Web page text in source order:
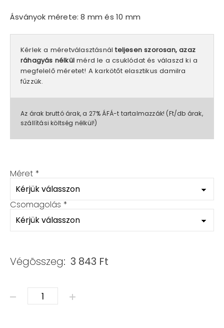
Ásványok mérete: 8 mm és 10 mm
Kérlek a méretválasztásnálteljesen szorosan, azaz
ráhagyás nélkül mérd le a csuklódat és válaszd ki a
megfelelő méretet! A karkötőt elasztikus damilra
fűzzük.
Az árak bruttó árak, a 27% ÁFÁ-t tartalmazzák! (Ft/db árak,
szállítási költség nélkül!)
Méret *
Csomagolás *
Végösszeg: 3 843 Ft